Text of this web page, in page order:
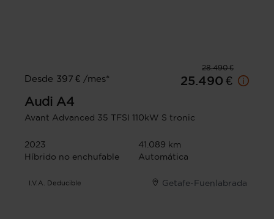
28.490 €
Desde 397 € /mes*
25.490 €
Audi A4
Avant Advanced 35 TFSI 110kW S tronic
2023
41.089 km
Híbrido no enchufable
Automática
I.V.A. Deducible Getafe-Fuenlabrada